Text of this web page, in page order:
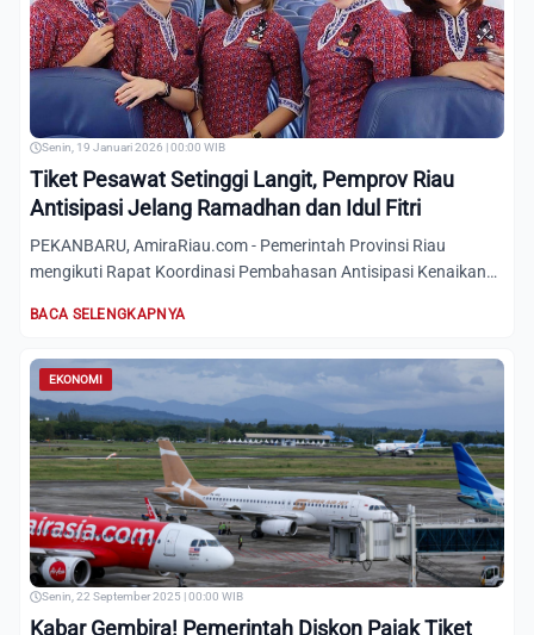
Senin, 19 Januari 2026 | 00:00 WIB
Tiket Pesawat Setinggi Langit, Pemprov Riau
Antisipasi Jelang Ramadhan dan Idul Fitri
PEKANBARU, AmiraRiau.com - Pemerintah Provinsi Riau
mengikuti Rapat Koordinasi Pembahasan Antisipasi Kenaikan
BACA SELENGKAPNYA
EKONOMI
Senin, 22 September 2025 | 00:00 WIB
Kabar Gembira! Pemerintah Diskon Pajak Tiket